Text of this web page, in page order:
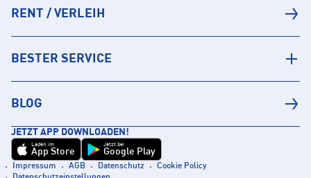
RENT / VERLEIH
BESTER SERVICE
BLOG
JETZT APP DOWNLOADEN!
Laden im
App Store
Jetzt bei
Google Play
Impressum AGB Datenschutz
Cookie Policy